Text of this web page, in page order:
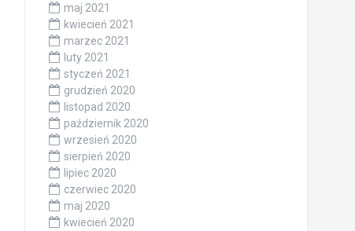
maj 2021
kwiecień 2021
marzec 2021
luty 2021
styczeń 2021
grudzień 2020
listopad 2020
październik 2020
wrzesień 2020
sierpień 2020
lipiec 2020
czerwiec 2020
maj 2020
kwiecień 2020